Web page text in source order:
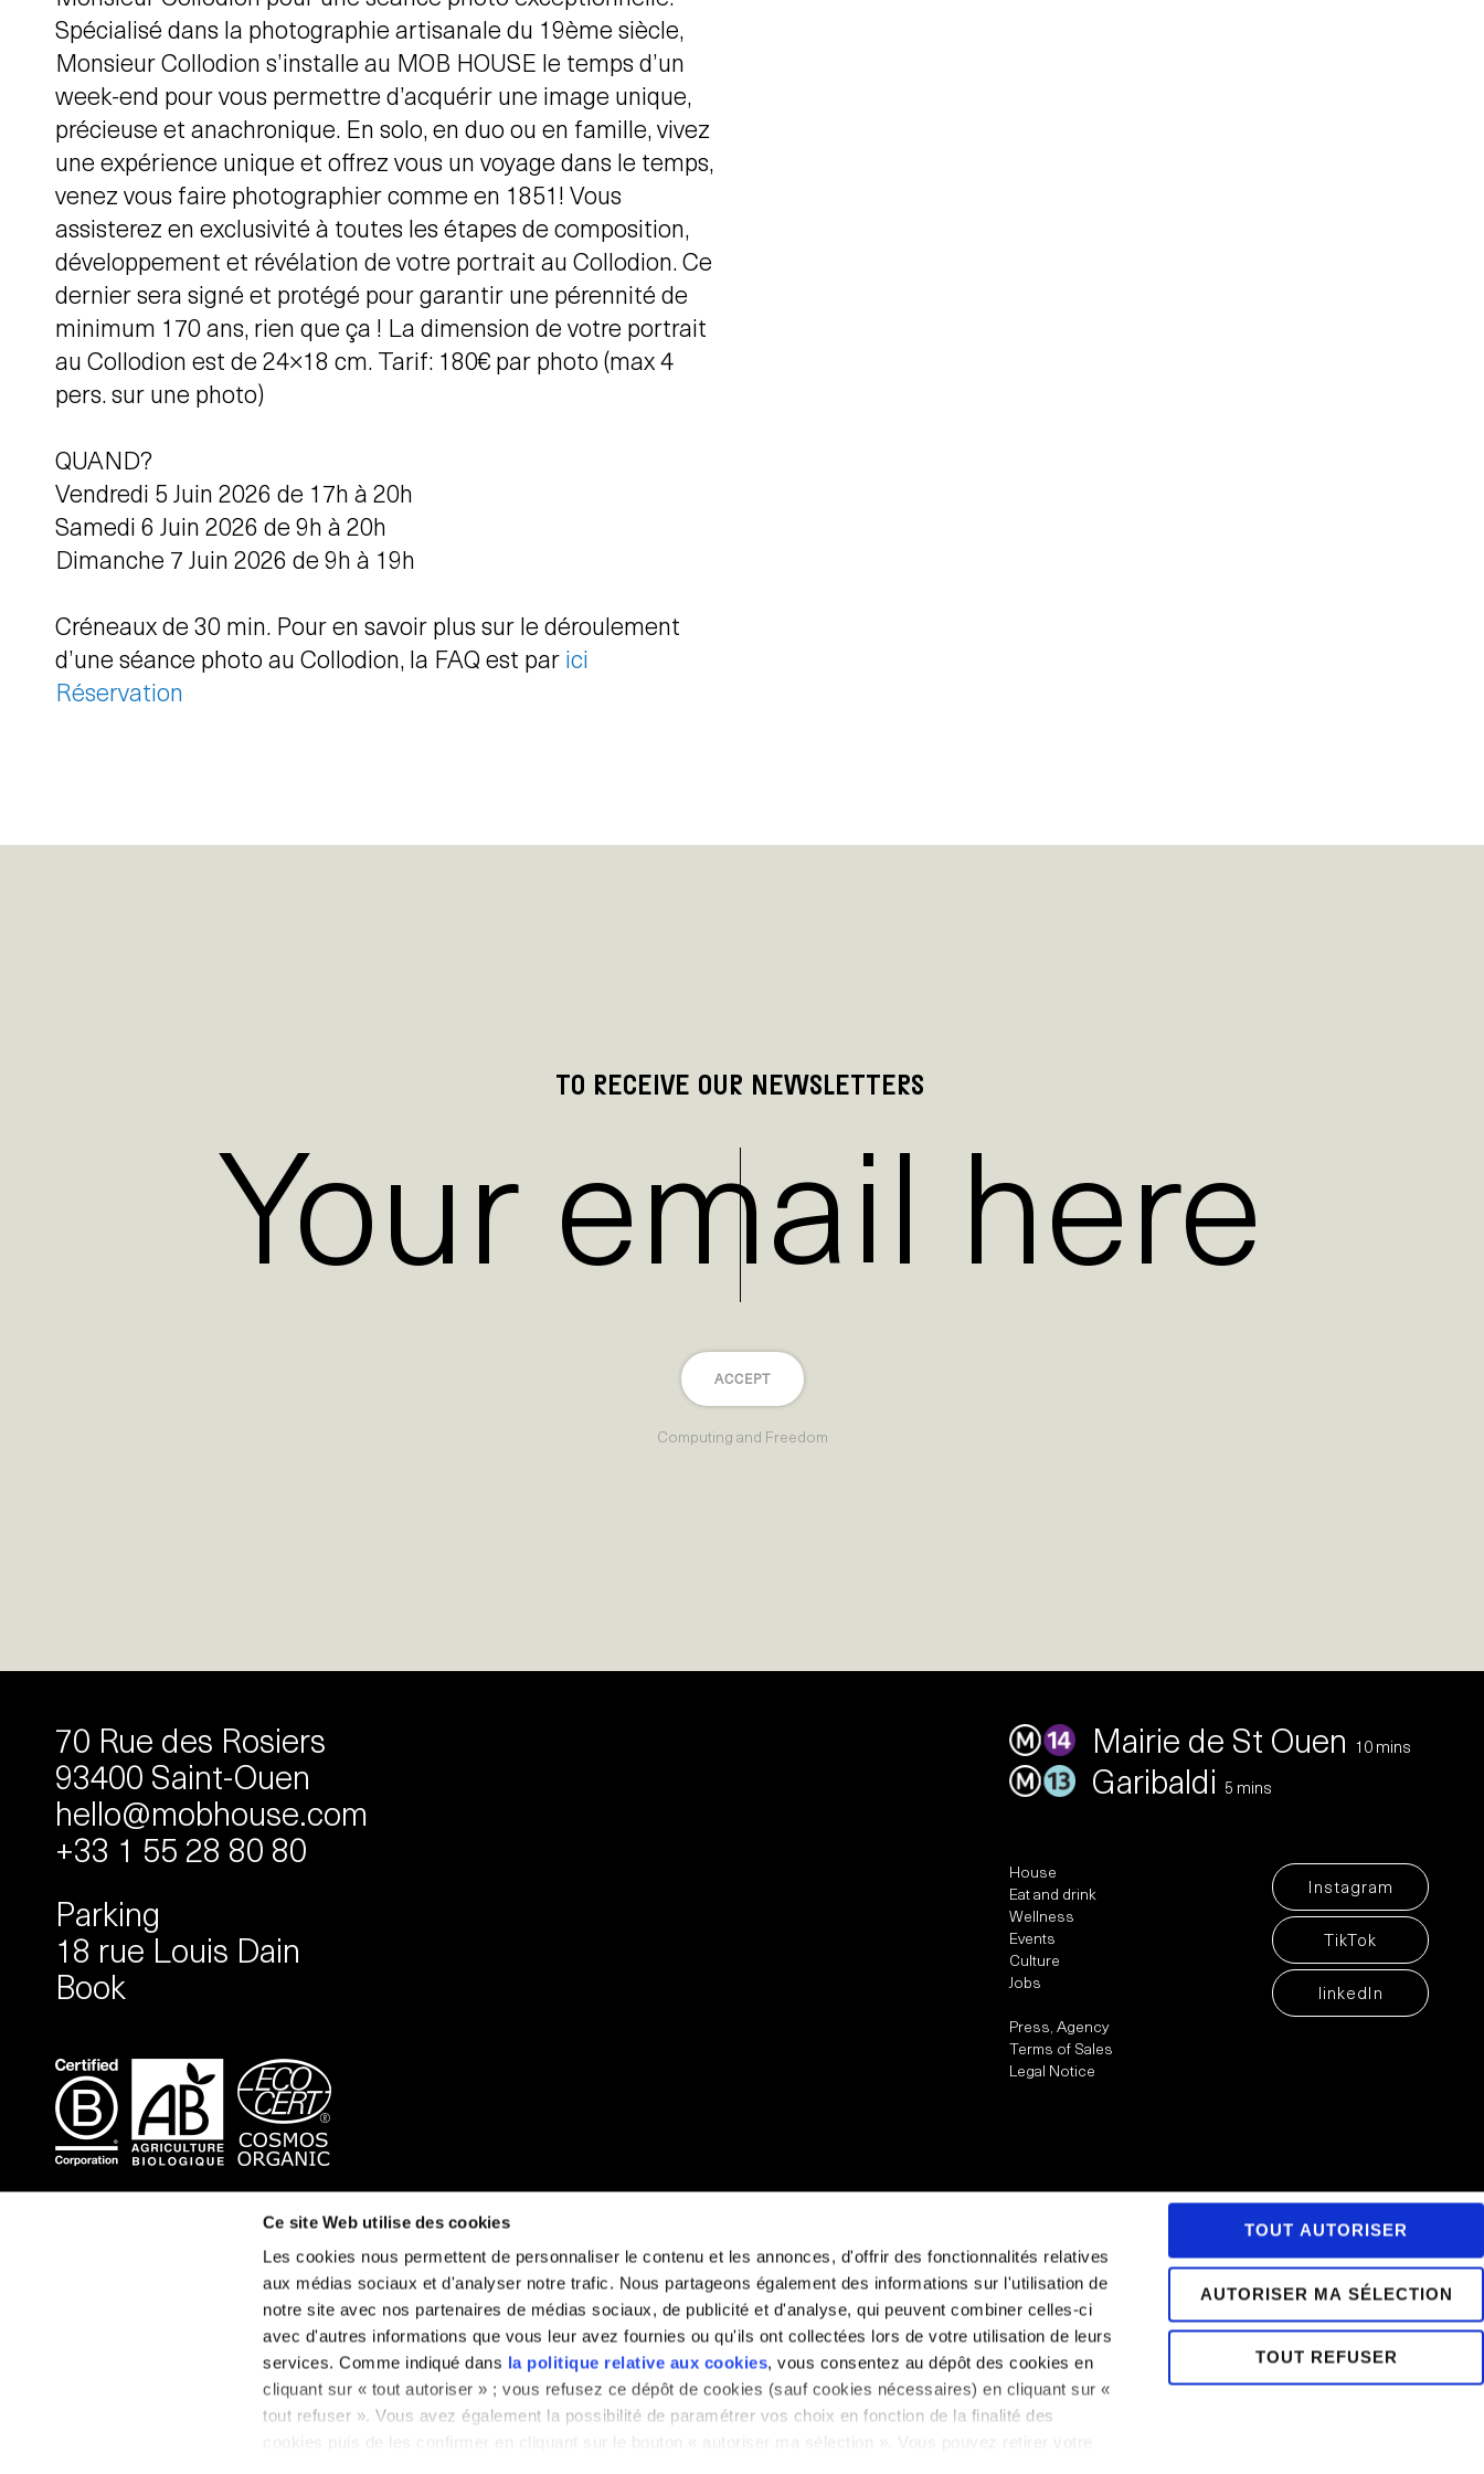
Ce site Web utilise des cookies
Les cookies nous permettent de personnaliser le contenu et les annonces, d'offrir des fonctionnalités relatives
aux médias sociaux et d'analyser notre trafic. Nous partageons également des informations sur l'utilisation de
notre site avec nos partenaires de médias sociaux, de publicité et d'analyse, qui peuvent combiner celles-ci
avec d'autres informations que vous leur avez fournies ou qu'ils ont collectées lors de votre utilisation de leurs
services. Comme indiqué dans la politique relative aux cookies, vous consentez au dépôt des cookies en
cliquant sur « tout autoriser » ; vous refusez ce dépôt de cookies (sauf cookies nécessaires) en cliquant sur «
tout refuser ». Vous avez également la possibilité de paramétrer vos choix en fonction de la finalité des
cookies puis de les confirmer en cliquant sur le bouton « autoriser ma sélection ». Vous pouvez retirer votre
TOUT AUTORISER
AUTORISER MA SÉLECTION
TOUT REFUSER
Spécialisé dans la photographie artisanale du 19ème siècle,
Monsieur Collodion s’installe au MOB HOUSE le temps d’un
week-end pour vous permettre d’acquérir une image unique,
précieuse et anachronique. En solo, en duo ou en famille, vivez
une expérience unique et offrez vous un voyage dans le temps,
venez vous faire photographier comme en 1851! Vous
assisterez en exclusivité à toutes les étapes de composition,
développement et révélation de votre portrait au Collodion. Ce
dernier sera signé et protégé pour garantir une pérennité de
minimum 170 ans, rien que ça ! La dimension de votre portrait
au Collodion est de 24×18 cm. Tarif: 180€ par photo (max 4
pers. sur une photo)
QUAND?
Vendredi 5 Juin 2026 de 17h à 20h
Samedi 6 Juin 2026 de 9h à 20h
Dimanche 7 Juin 2026 de 9h à 19h
Créneaux de 30 min. Pour en savoir plus sur le déroulement
d’une séance photo au Collodion, la FAQ est par ici
Réservation
TO RECEIVE OUR NEWSLETTERS
ACCEPT
Computing and Freedom
70 Rue des Rosiers
93400 Saint-Ouen
hello@mobhouse.com
+33 1 55 28 80 80
Parking
18 rue Louis Dain
Book
Mairie de St Ouen 10 mins
Garibaldi 5 mins
House
Eat and drink
Wellness
Events
Culture
Jobs
Press, Agency
Terms of Sales
Legal Notice
Instagram
TikTok
linkedIn